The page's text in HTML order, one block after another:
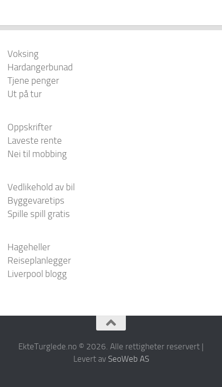
Voksing
Hardangerbunad
Tjene penger
Ut på tur
Oppskrifter
Laveste rente
Nei til mobbing
Vedlikehold av bil
Byggevaretips
Spille spill gratis
Hageheller
Reiseplanlegger
Liverpool blogg
EkteTurglede.no © 2026. Alle rettigheter reservert |
Levert av SeoWeb AS